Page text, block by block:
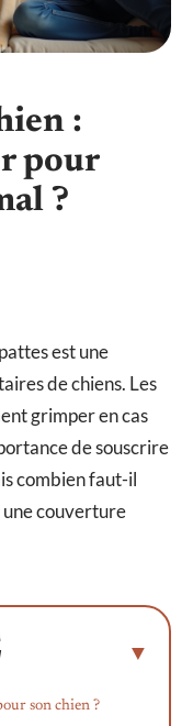
:
pour
?
est une
de chiens. Les
grimper en cas
de souscrire
combien faut-il
couverture
son chien ?